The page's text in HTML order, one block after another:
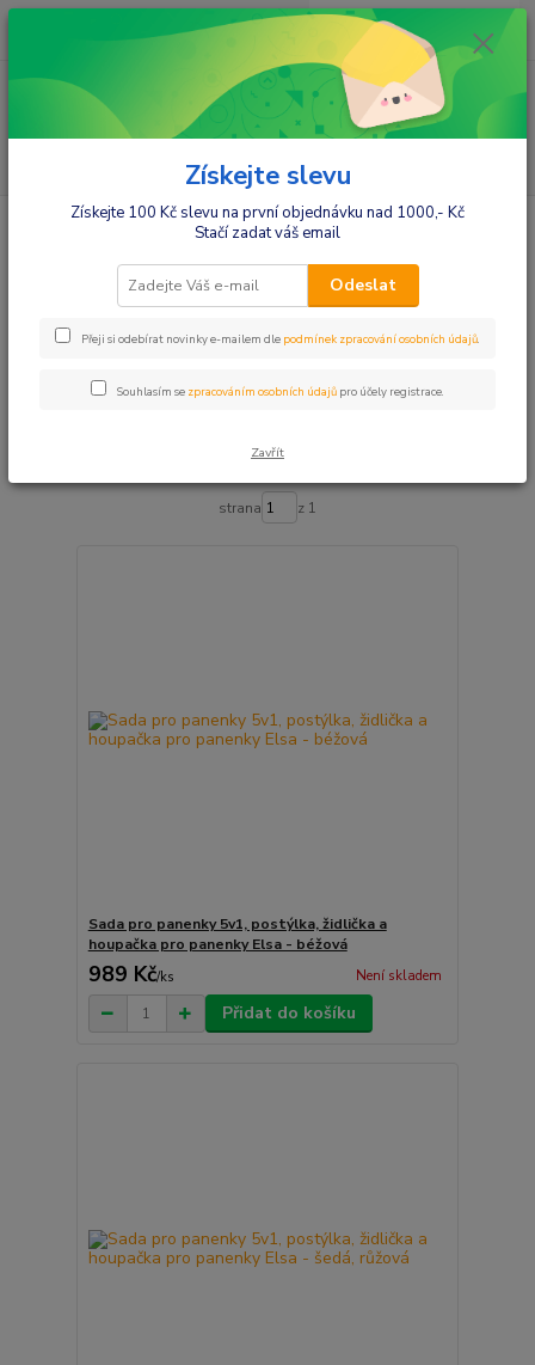
ks
za 0,00 Kč
Hračky a zábava Panenky Doplňky pro panenky
Doplňky pro panenky
Upřesnit parametry
Zobrazuji 1-3 z 3
strana z 1
Sada pro panenky 5v1, postýlka, židlička a
houpačka pro panenky Elsa - béžová
989 Kč/ks Není skladem
Přidat do košíku
Získejte slevu
Získejte 100 Kč slevu na první objednávku nad 1000,- Kč
Stačí zadat váš email
Odeslat
Přeji si odebírat novinky e-mailem dle podmínek zpracování osobních údajů.
Souhlasím se zpracováním osobních údajů pro účely registrace.
Zavřít